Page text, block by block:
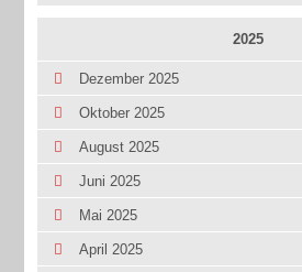
2025
Dezember 2025
Oktober 2025
August 2025
Juni 2025
Mai 2025
April 2025